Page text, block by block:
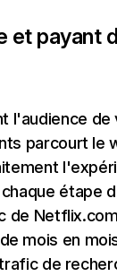
et payant
l'audience de
parcourt le
étape
de
mois en
de